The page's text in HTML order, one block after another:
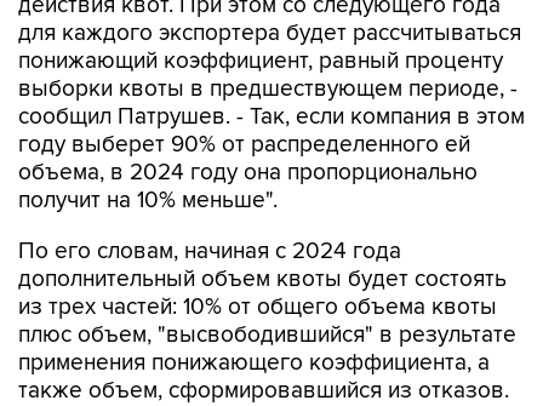
для каждого экспортера будет рассчитываться
понижающий коэффициент, равный проценту
выборки квоты в предшествующем периоде, -
сообщил Патрушев. - Так, если компания в этом
году выберет 90% от распределенного ей
объема, в 2024 году она пропорционально
получит на 10% меньше".
По его словам, начиная с 2024 года
дополнительный объем квоты будет состоять
из трех частей: 10% от общего объема квоты
плюс объем, "высвободившийся" в результате
применения понижающего коэффициента, а
также объем, сформировавшийся из отказов.